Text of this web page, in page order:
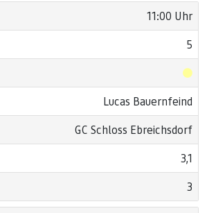
11:00 Uhr
5
Lucas Bauernfeind
GC Schloss Ebreichsdorf
3,1
3